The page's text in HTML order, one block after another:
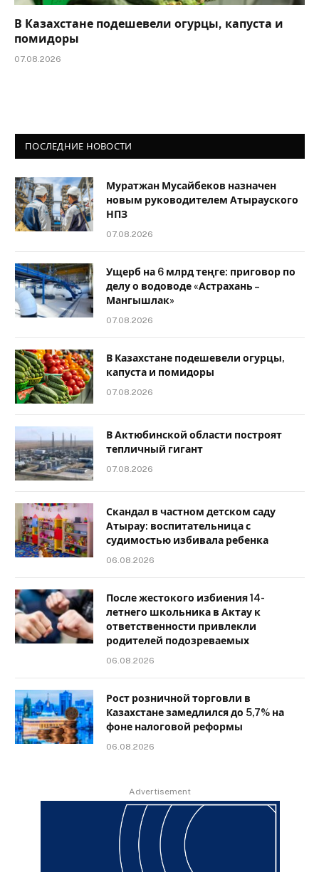
В Казахстане подешевели огурцы, капуста и
помидоры
07.08.2026
ПОСЛЕДНИЕ НОВОСТИ
Муратжан Мусайбеков назначен
новым руководителем Атырауского
НПЗ
07.08.2026
Ущерб на 6 млрд теңге: приговор по
делу о водоводе «Астрахань –
Мангышлак»
07.08.2026
В Казахстане подешевели огурцы,
капуста и помидоры
07.08.2026
В Актюбинской области построят
тепличный гигант
07.08.2026
Скандал в частном детском саду
Атырау: воспитательница с
судимостью избивала ребенка
06.08.2026
После жестокого избиения 14-
летнего школьника в Актау к
ответственности привлекли
родителей подозреваемых
06.08.2026
Рост розничной торговли в
Казахстане замедлился до 5,7% на
фоне налоговой реформы
06.08.2026
Advertisement